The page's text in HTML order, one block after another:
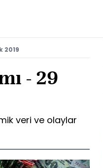
2019
- 29
veri ve olaylar